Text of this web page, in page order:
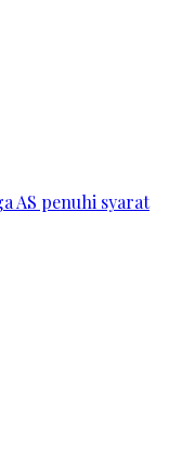
AS penuhi syarat